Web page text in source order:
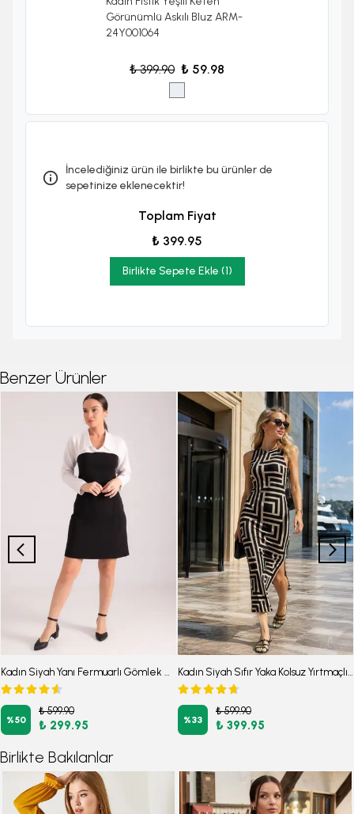
Görünümlü Askılı Bluz ARM-
24Y001064
₺ 399.90 ₺ 59.98
İncelediğiniz ürün ile birlikte bu ürünler de
sepetinize eklenecektir!
Toplam Fiyat
₺ 399.95
Birlikte Sepete Ekle (1)
Benzer Ürünler
Kadın Siyah Yanı Fermuarlı Gömlek Detaylı Straplez Mini Elbise ARM-24Y001008
%50
₺ 599.90
₺ 299.95
Kadın Siyah Sıfır Yaka Kolsuz Yırtmaçlı Uzun Elbise Arm-23y001090
%33
₺ 599.90
₺ 399.95
Birlikte Bakılanlar